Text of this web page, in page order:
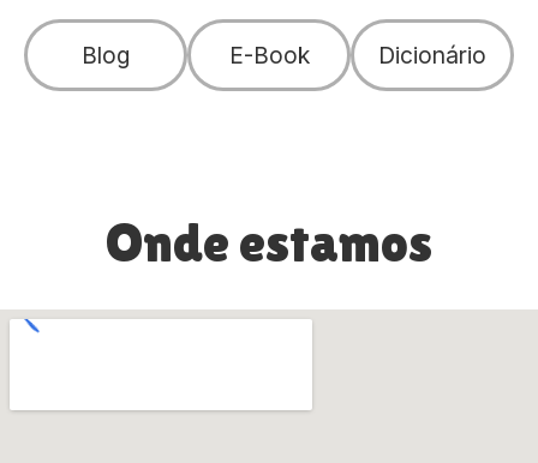
Blog E-Book Dicionário
Onde estamos